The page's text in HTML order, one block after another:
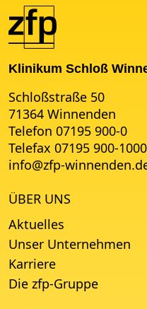
Klinikum Schloß
ÜBER UNS
Aktuelles
Unser Unternehmen
Karriere
Die zfp-Gruppe
Schloßstraße 50
71364 Winnenden
Telefon 07195 900-0
Telefax 07195 900-
info@zfp-